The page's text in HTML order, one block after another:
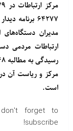
۶۴۲۷۷
ارتباطات مردمی
مرکز و ریاست آن
است.
forget to
subscribe!